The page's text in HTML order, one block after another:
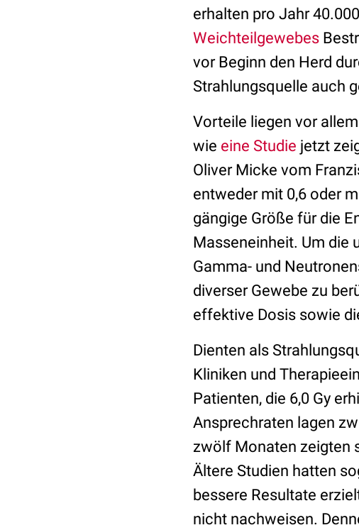
erhalten pro Jahr
Weichteilgewebes
vor Beginn den Herd
Strahlungsquelle auch
Vorteile liegen vor
wie eine Studie jetzt
Oliver Micke vom
entweder mit 0,6 oder
gängige Größe für die
Masseneinheit. Um die
Gamma- und
diverser Gewebe zu
effektive Dosis sowie
Dienten als
Kliniken und
Patienten, die 6,0 Gy
Ansprechraten lagen
zwölf Monaten zeigten
Ältere Studien hatten
bessere Resultate
nicht nachweisen.